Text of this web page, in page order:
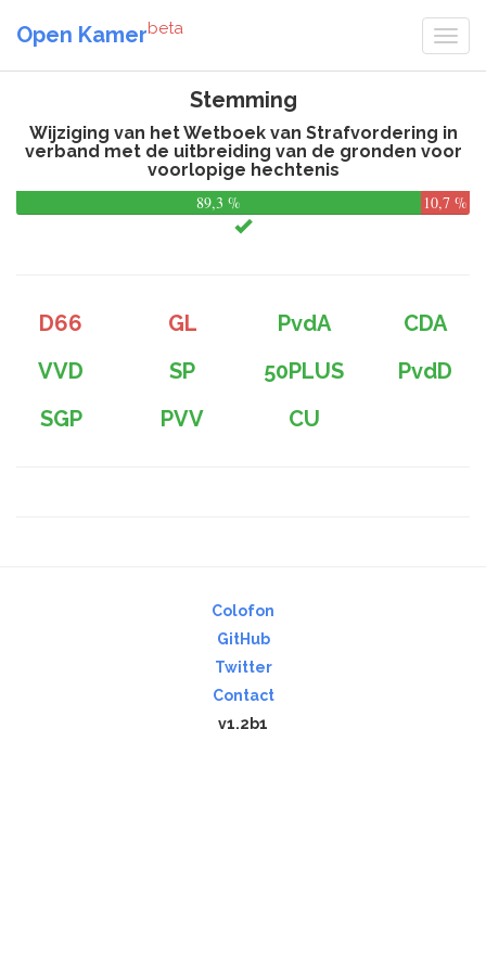
Open Kamerbeta
Stemming
Wijziging van het Wetboek van Strafvordering in
verband met de uitbreiding van de gronden voor
voorlopige hechtenis
89,3 %
10,7 %
D66 GL PvdA
CDA
VVD
SP 50PLUS
PvdD
SGP
PVV CU
Colofon
GitHub
Twitter
Contact
v1.2b1